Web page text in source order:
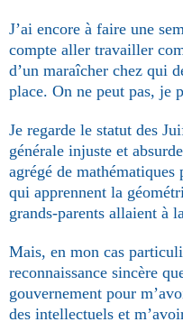
J’ai encore à faire une
compte aller travailler
d’un maraîcher chez qui
place. On ne peut pas, je
Je regarde le statut des
générale injuste et
agrégé de
qui apprennent la
grands-parents allaient à
Mais, en mon cas
reconnaissance sincère
gouvernement pour
des intellectuels et